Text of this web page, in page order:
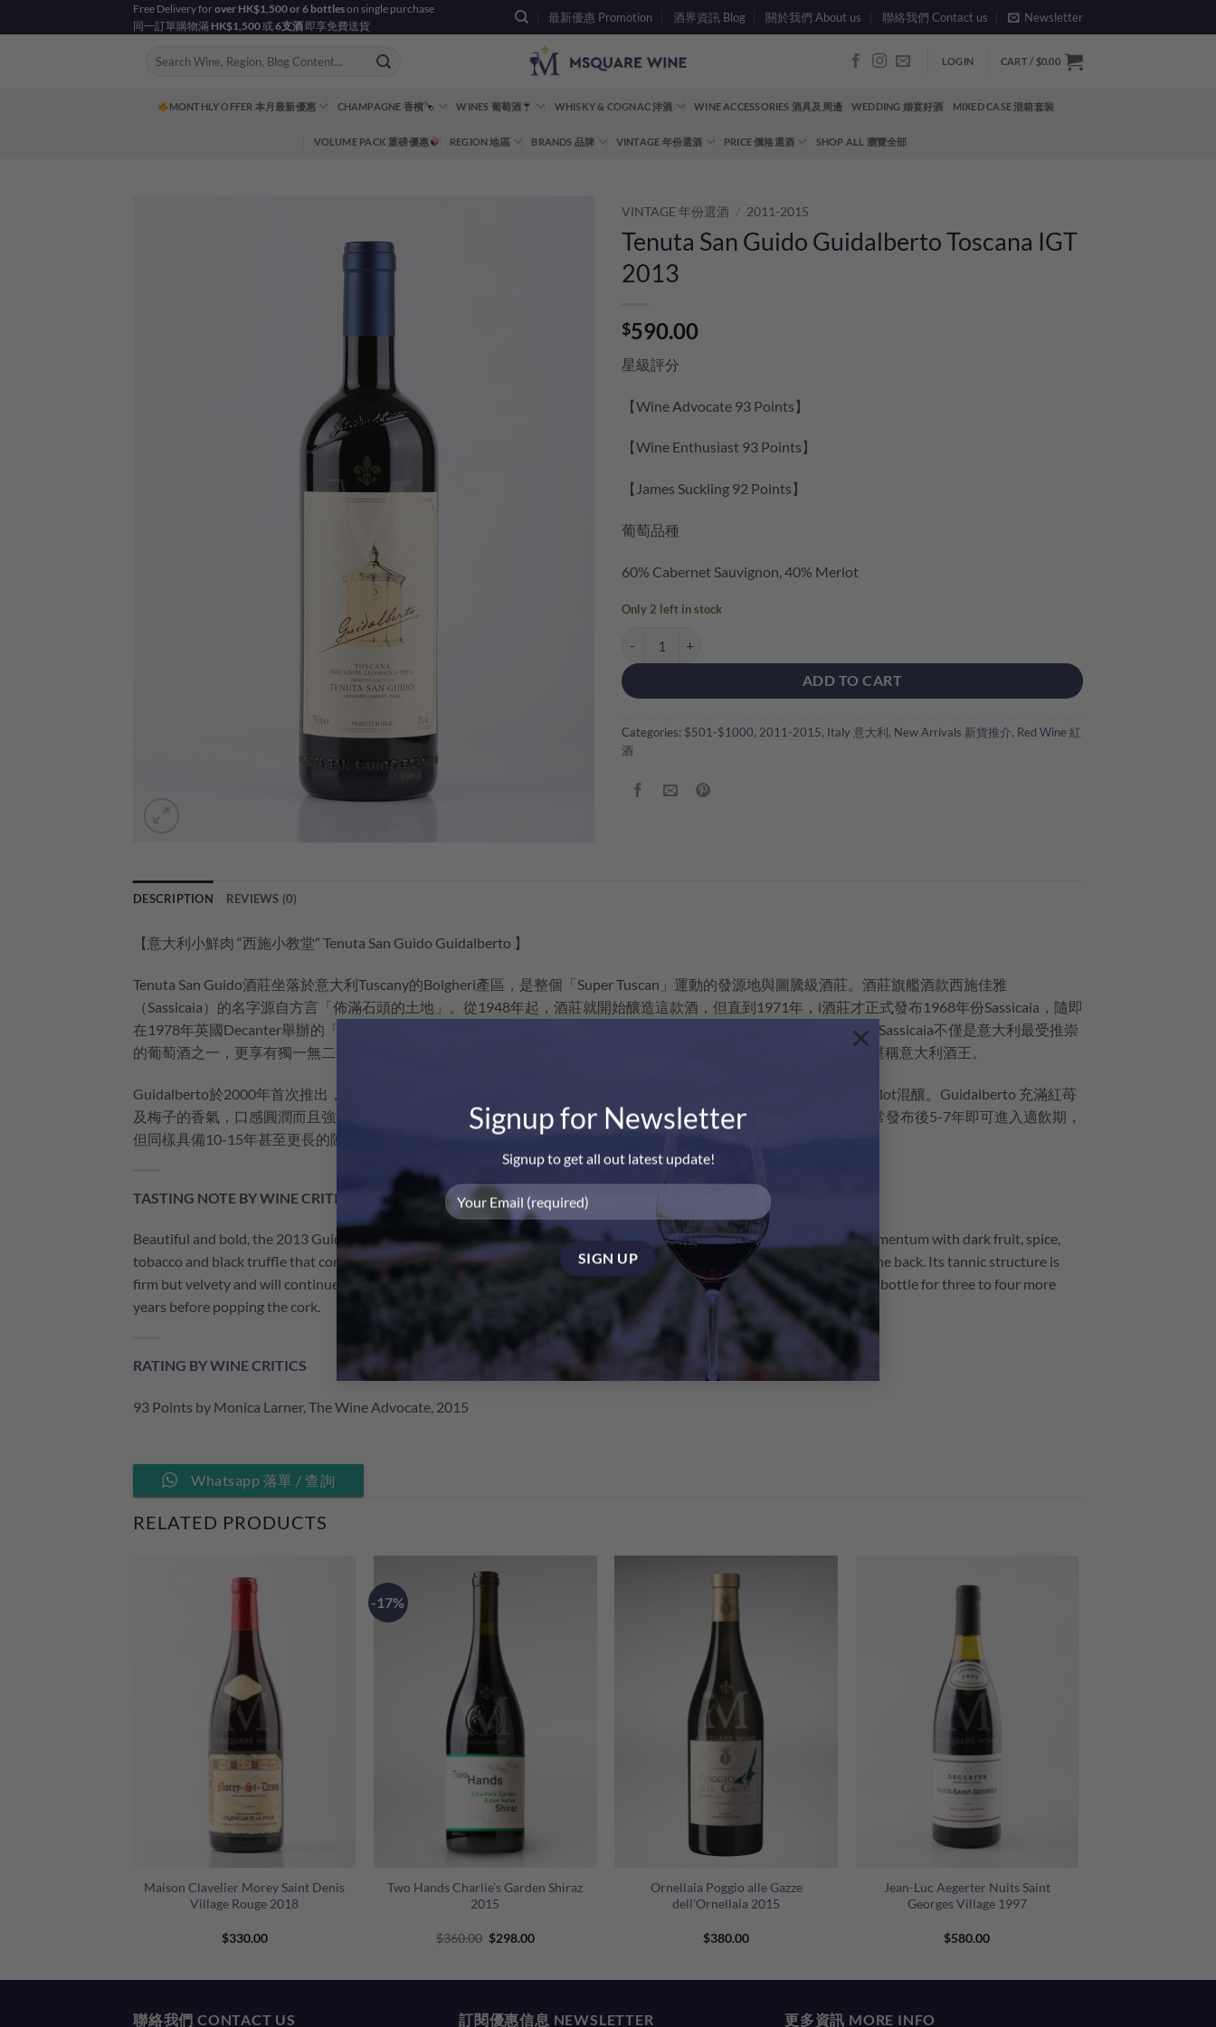
Signup for Newsletter
Signup to get all out latest update!
×
to
Free Delivery forover HK$1,500 or 6 bottleson single purchase
同一訂單購物滿 HK$1,500或6支酒 即享免費送貨
最新優惠 Promotion 酒界資訊 Blog 關於我們 About us 聯絡我們 Contact us Newsletter
Search
LOGIN CART / $0.00
MONTHLY OFFER 本月最新優惠 CHAMPAGNE 香檳 WINES 葡萄酒 WHISKY & COGNAC 洋酒 WINE ACCESSORIES 酒具及周邊 WEDDING 婚宴好酒 MIXED CASE 混箱套裝
VOLUME PACK 重磅優惠 REGION 地區 BRANDS 品牌 VINTAGE 年份選酒 PRICE 價格選酒 SHOP ALL 瀏覽全部
VINTAGE 年份選酒 / 2011-2015
Tenuta San Guido Guidalberto Toscana IGT
2013
$590.00
星級評分
【Wine Advocate 93 Points】
【Wine Enthusiast 93 Points】
【James Suckling 92 Points】
葡萄品種
60% Cabernet Sauvignon, 40% Merlot
Only 2 left in stock
ADD TO CART
Categories: $501-$1000, 2011-2015, Italy 意大利, New Arrivals 新貨推介, Red Wine 紅
酒
DESCRIPTION REVIEWS (0)
【意大利小鮮肉 “西施小教堂” Tenuta San Guido Guidalberto 】
Tenuta San Guido酒莊坐落於意大利Tuscany的Bolgheri產區，是整個「Super Tuscan」運動的發源地與圖騰級酒莊。酒莊旗艦酒款西施佳雅
（Sassicaia）的名字源自方言「佈滿石頭的土地」。從1948年起，酒莊就開始釀造這款酒，但直到1971年，i酒莊才正式發布1968年份Sassicaia，隨即
在1978年英國Decanter舉辦的「傑出波爾多式葡萄酒」盲品會上擊敗了來自11國的33款頂級紅酒，一舉成名。如今，Sassicaia不僅是意大利最受推崇
的葡萄酒之一，更享有獨一無二的殊榮——意大利唯一擁有專屬DOC產區認證的單一酒（Bolgheri Sassicaia DOC），堪稱意大利酒王。
Guidalberto於2000年首次推出，是酒莊的第二款酒，同樣屬於 ”Super Tuscany” 派別， 採用Cabernet Sauvignon同Merlot混釀。Guidalberto 充滿紅苺
及梅子的香氣，口感圓潤而且強勁，酒體中等至飽滿，單寧豐富卻如絲絨般柔順，酸度鮮活明亮，餘韻優雅綿長。通常發布後5-7年即可進入適飲期，
但同樣具備10-15年甚至更長的陳年潛力。
TASTING NOTE BY WINE CRITICS
Beautiful and bold, the 2013 Guidalberto is one of the best editions of this wine ever made. It shows great energy and momentum with dark fruit, spice,
tobacco and black truffle that come together with impeccable unity. I love the heft and power that supports this wine at the back. Its tannic structure is
firm but velvety and will continue to soften as the wine evolves over the next few years. I would suggest holding onto this bottle for three to four more
years before popping the cork.
RATING BY WINE CRITICS
93 Points by Monica Larner, The Wine Advocate, 2015
Whatsapp 落單 / 查詢
RELATED PRODUCTS
Maison Clavelier Morey Saint Denis
Village Rouge 2018
$330.00
-17%
Two Hands Charlie’s Garden Shiraz
2015
$360.00 Original
$298.00Current
Ornellaia Poggio alle Gazze
dell’Ornellaia 2015
$380.00
Jean-Luc Aegerter Nuits Saint
Georges Village 1997
$580.00
聯絡我們 CONTACT US 訂閱優惠信息 NEWSLETTER 更多資訊 MORE INFO